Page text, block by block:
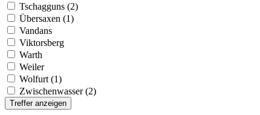
Tschagguns (2)
Übersaxen (1)
Vandans
Viktorsberg
Warth
Weiler
Wolfurt (1)
Zwischenwasser (2)
Treffer anzeigen